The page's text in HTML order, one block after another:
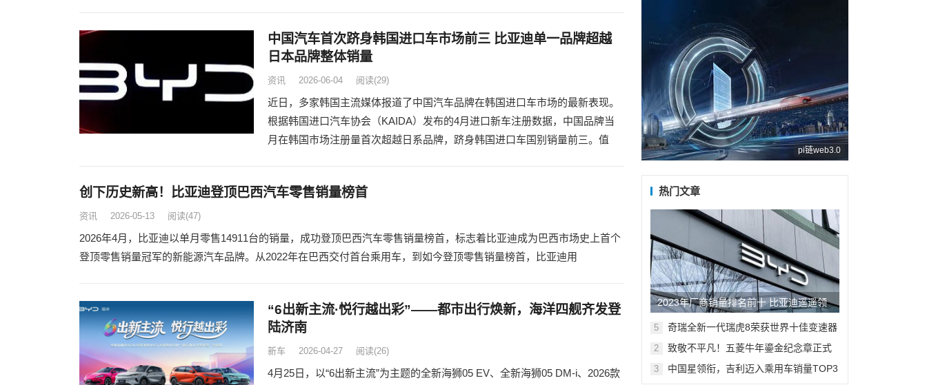
中国汽车首次跻身韩国进口车市场前三 比亚迪单一品牌超越
日本品牌整体销量
资讯 2026-06-04 阅读(29)
近日，多家韩国主流媒体报道了中国汽车品牌在韩国进口车市场的最新表现。
根据韩国进口汽车协会（KAIDA）发布的4月进口新车注册数据，中国品牌当
月在韩国市场注册量首次超越日系品牌，跻身韩国进口车国别销量前三。值
创下历史新高！比亚迪登顶巴西汽车零售销量榜首
资讯 2026-05-13 阅读(47)
2026年4月，比亚迪以单月零售14911台的销量，成功登顶巴西汽车零售销量榜首，标志着比亚迪成为巴西市场史上首个
登顶零售销量冠军的新能源汽车品牌。从2022年在巴西交付首台乘用车，到如今登顶零售销量榜首，比亚迪用
“6出新主流·悦行越出彩”——都市出行焕新，海洋四舰齐发登
陆济南
新车 2026-04-27 阅读(26)
4月25日，以“6出新主流”为主题的全新海狮05 EV、全新海狮05 DM-i、2026款
pi链web3.0
热门文章
2023年厂商销量排名前十 比亚迪遥遥领
先 长城垫底
5
奇瑞全新一代瑞虎8荣获世界十佳变速器
2
致敬不平凡！五菱牛年鎏金纪念章正式
3 中国星领衔，吉利迈入乘用车销量TOP3